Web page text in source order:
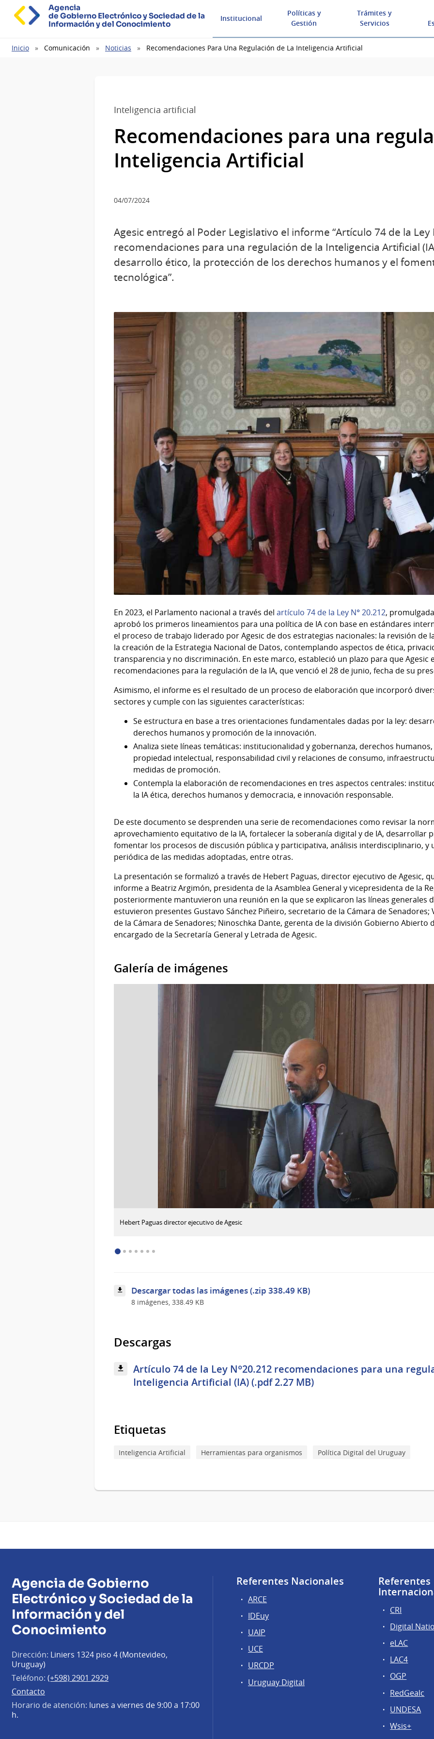
Agencia
de Gobierno Electrónico y Sociedad de la
Información y del Conocimiento
Institucional
Políticas y
Gestión
Trámites y
Servicios
Ruta
Inicio Comunicación Noticias Recomendaciones Para Una Regulación de La Inteligencia Artificial
Inteligencia artificial
Recomendaciones para una
Inteligencia Artificial
04/07/2024
Agesic entregó al Poder Legislativo el informe “Artículo 74 de la Ley
recomendaciones para una regulación de la Inteligencia Artificial
desarrollo ético, la protección de los derechos humanos y el
tecnológica”.
En 2023, el Parlamento nacional a través del artículo 74 de la Ley N° 20.212,
aprobó los primeros lineamientos para una política de IA con base en estándares
el proceso de trabajo liderado por Agesic de dos estrategias nacionales: la revisión de
la creación de la Estrategia Nacional de Datos, contemplando aspectos de ética,
transparencia y no discriminación. En este marco, estableció un plazo para que
recomendaciones para la regulación de la IA, que venció el 28 de junio, fecha de su
Asimismo, el informe es el resultado de un proceso de elaboración que incorporó
sectores y cumple con las siguientes características:
Se estructura en base a tres orientaciones fundamentales dadas por la ley:
derechos humanos y promoción de la innovación.
Analiza siete líneas temáticas: institucionalidad y gobernanza, derechos
propiedad intelectual, responsabilidad civil y relaciones de consumo,
medidas de promoción.
Contempla la elaboración de recomendaciones en tres aspectos centrales:
la IA ética, derechos humanos y democracia, e innovación responsable.
De este documento se desprenden una serie de recomendaciones como revisar la
aprovechamiento equitativo de la IA, fortalecer la soberanía digital y de IA, desarrollar
fomentar los procesos de discusión pública y participativa, análisis interdisciplinario, y
periódica de las medidas adoptadas, entre otras.
La presentación se formalizó a través de Hebert Paguas, director ejecutivo de Agesic,
informe a Beatriz Argimón, presidenta de la Asamblea General y vicepresidenta de la
posteriormente mantuvieron una reunión en la que se explicaron las líneas generales
estuvieron presentes Gustavo Sánchez Piñeiro, secretario de la Cámara de
de la Cámara de Senadores; Ninoschka Dante, gerenta de la división Gobierno Abierto
encargado de la Secretaría General y Letrada de Agesic.
Galería de imágenes
Piñeiro
secretario
Hebert Paguas director ejecutivo de Agesic
Descargar todas las imágenes (.zip 338.49 KB)
8 imágenes, 338.49 KB
Descargas
Artículo 74 de la Ley Nº20.212 recomendaciones para una
Inteligencia Artificial (IA) (.pdf 2.27 MB)
Etiquetas
Inteligencia Artificial Herramientas para organismos Política Digital del Uruguay
Agencia de Gobierno
Electrónico y Sociedad de la
Información y del
Conocimiento
Dirección: Liniers 1324 piso 4 (Montevideo,
Uruguay)
Teléfono: (+598) 2901 2929
Contacto
Horario de atención: lunes a viernes de 9:00 a 17:00
h.
Referentes Nacionales
ARCE
IDEuy
UAIP
UCE
URCDP
Uruguay Digital
Referentes
CRI
Digital
eLAC
LAC4
OGP
RedGealc
UNDESA
Wsis+